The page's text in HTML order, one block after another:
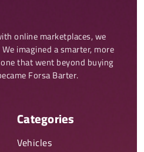
online marketplaces, we
imagined a smarter, more
that went beyond buying
Forsa Barter.
Categories
Vehicles